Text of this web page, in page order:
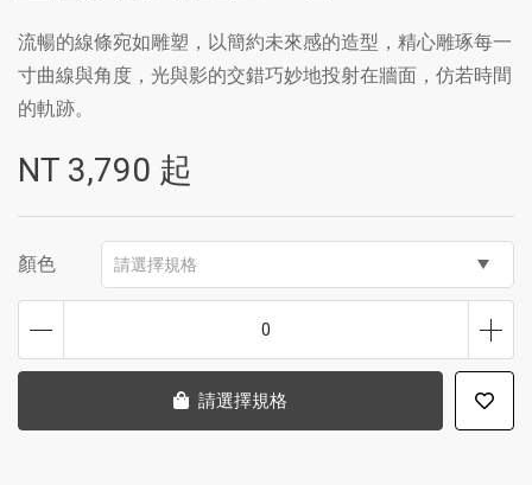
流暢的線條宛如雕塑，以簡約未來感的造型，精心雕琢每一
寸曲線與角度，光與影的交錯巧妙地投射在牆面，仿若時間
的軌跡。
NT 3,790 起
顏色 請選擇規格
0
請選擇規格